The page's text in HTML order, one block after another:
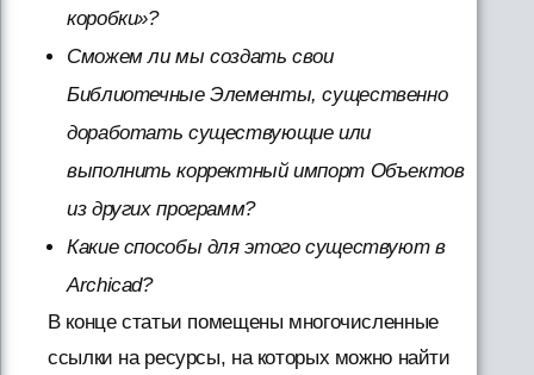
коробки»?
Сможем ли мы создать свои
Библиотечные Элементы, существенно
доработать существующие или
выполнить корректный импорт Объектов
из других программ?
Какие способы для этого существуют в
Archicad?
В конце статьи помещены многочисленные
ссылки на ресурсы, на которых можно найти